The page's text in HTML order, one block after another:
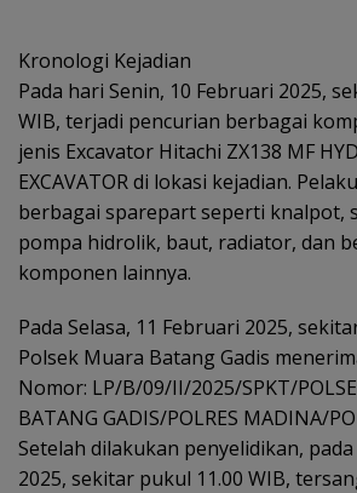
Kronologi Kejadian
Pada hari Senin, 10 Februari 2025,
WIB, terjadi pencurian berbagai
jenis Excavator Hitachi ZX138 MF
EXCAVATOR di lokasi kejadian.
berbagai sparepart seperti knalpot,
pompa hidrolik, baut, radiator, dan
komponen lainnya.
Pada Selasa, 11 Februari 2025,
Polsek Muara Batang Gadis
Nomor: LP/B/09/II/2025/SPKT/
BATANG GADIS/POLRES MADINA/
Setelah dilakukan penyelidikan,
2025, sekitar pukul 11.00 WIB,